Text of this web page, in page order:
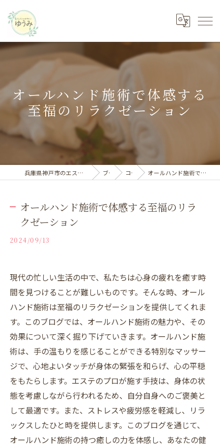
オールハンド施術で体感する
至福のリラクゼーション
兵庫県神戸市のエステならフェイシャルサロン ゆうみ ブログ コラム オールハンド施術で体感する至福のリラクゼーション
オールハンド施術で体感する至福のリラ
クゼーション
2024/09/13
現代の忙しい生活の中で、私たちは心身の疲れを癒す時
間を見つけることが難しいものです。そんな時、オール
ハンド施術は至福のリラクゼーションを提供してくれま
す。このブログでは、オールハンド施術の魅力や、その
効果について深く掘り下げていきます。オールハンド施
術は、手の温もりを感じることができる特別なマッサー
ジで、心地よいタッチが身体の緊張を和らげ、心の平穏
をもたらします。エステのプロが施す手技は、身体の状
態を考慮しながら行われるため、自分自身へのご褒美と
して最適です。また、ストレスや疲労感を軽減し、リラ
ックスしたひと時を提供します。このブログを通じて、
オールハンド施術の持つ癒しの力を体感し、あなたの健